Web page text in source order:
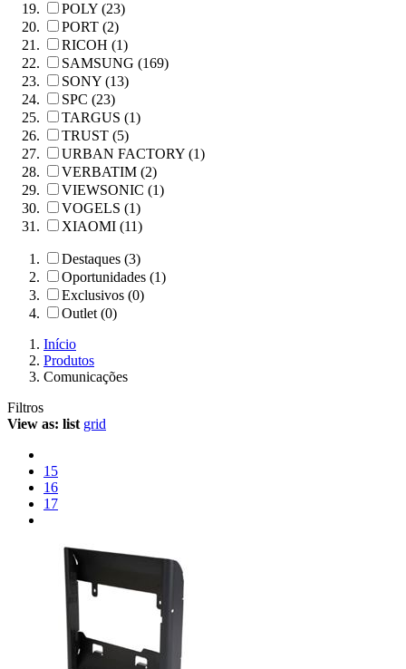
POLY (23)
PORT (2)
RICOH (1)
SAMSUNG (169)
SONY (13)
SPC (23)
TARGUS (1)
TRUST (5)
URBAN FACTORY (1)
VERBATIM (2)
VIEWSONIC (1)
VOGELS (1)
XIAOMI (11)
Destaques (3)
Oportunidades (1)
Exclusivos (0)
Outlet (0)
Início
Produtos
Comunicações
Filtros
View as: list grid
15
16
17